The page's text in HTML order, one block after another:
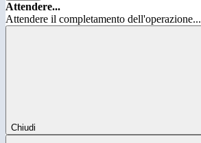
Attendere...
Attendere il completamento dell'operazione...
Chiudi